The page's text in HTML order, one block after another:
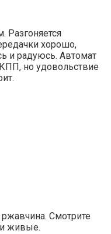
Разгоняется
хорошо,
и радуюсь. Автомат
но удовольствие
Смотрите
живые.